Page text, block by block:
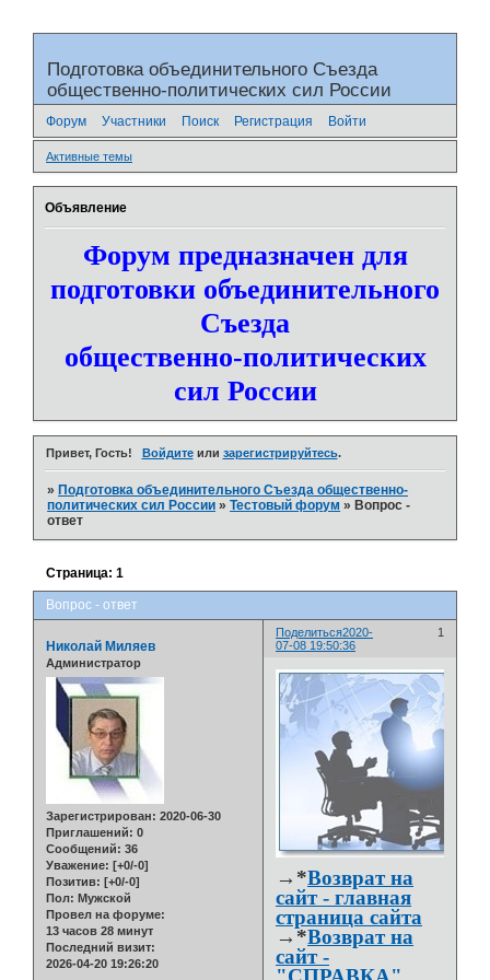
Подготовка объединительного Съезда
общественно-политических сил России
Форум Участники Поиск Регистрация Войти
Активные темы
Объявление
Форум предназначен для
подготовки объединительного
Съезда
общественно-политических
сил России
Привет, Гость! Войдитеили зарегистрируйтесь.
» Подготовка объединительного Съезда общественно-
политических сил России »Тестовый форум » Вопрос -
ответ
Вопрос - ответ
Страница:1
Поделиться 1
2020-
07-08 19:50:36
Николай Миляев
Администратор
Зарегистрирован: 2020-06-30
Приглашений: 0
Сообщений: 36
Уважение: [+0/-0]
Позитив: [+0/-0]
Пол: Мужской
Провел на форуме:
13 часов 28 минут
Последний визит:
2026-04-20 19:26:20
→*Возврат на
сайт - главная
страница сайта
→*Возврат на
сайт -